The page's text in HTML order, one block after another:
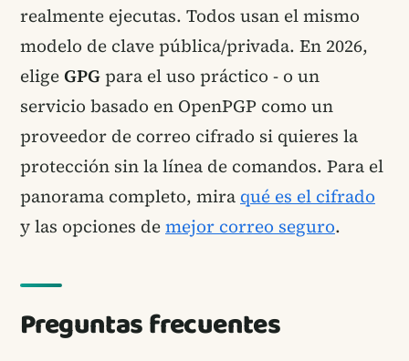
realmente ejecutas. Todos usan el mismo
modelo de clave pública/privada. En 2026,
eligeGPGpara el uso práctico - o un
servicio basado en OpenPGP como un
proveedor de correo cifrado si quieres la
protección sin la línea de comandos. Para el
panorama completo, mira qué es el cifrado
y las opciones demejor correo seguro.
Preguntas frecuentes